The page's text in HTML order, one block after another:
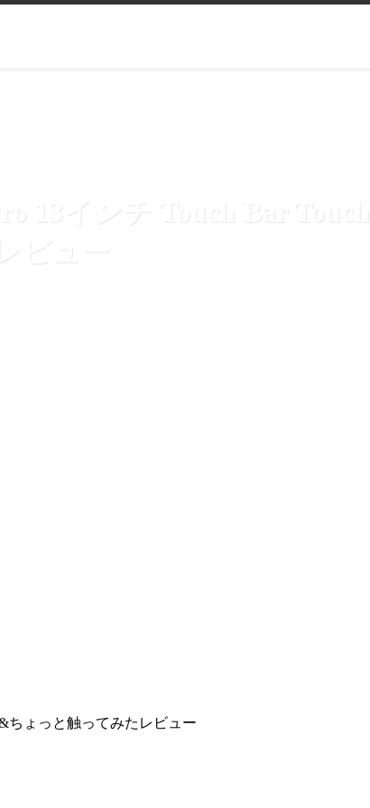
13インチ Touch Bar
ビュー
ちょっと触ってみたレビュー